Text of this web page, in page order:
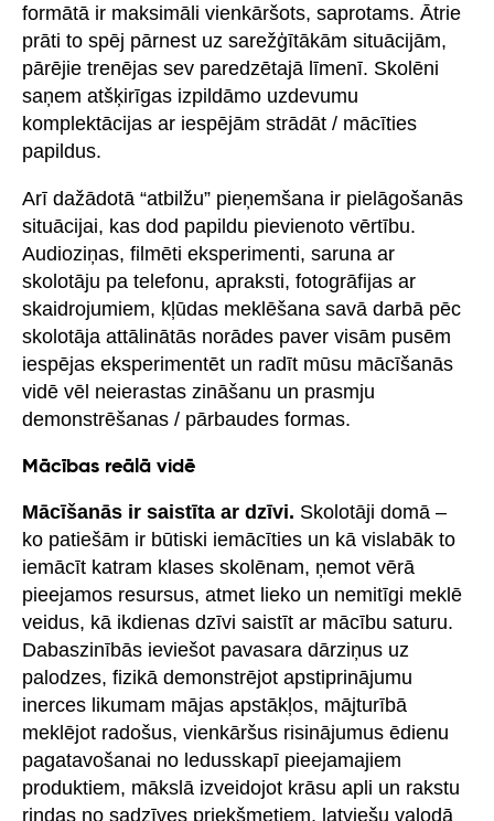
formātā ir maksimāli vienkāršots, saprotams. Ātrie
prāti to spēj pārnest uz sarežģītākām situācijām,
pārējie trenējas sev paredzētajā līmenī. Skolēni
saņem atšķirīgas izpildāmo uzdevumu
komplektācijas ar iespējām strādāt / mācīties
papildus.
Arī dažādotā “atbilžu” pieņemšana ir pielāgošanās
situācijai, kas dod papildu pievienoto vērtību.
Audioziņas, filmēti eksperimenti, saruna ar
skolotāju pa telefonu, apraksti, fotogrāfijas ar
skaidrojumiem, kļūdas meklēšana savā darbā pēc
skolotāja attālinātās norādes paver visām pusēm
iespējas eksperimentēt un radīt mūsu mācīšanās
vidē vēl neierastas zināšanu un prasmju
demonstrēšanas / pārbaudes formas.
Mācības reālā vidē
Mācīšanās ir saistīta ar dzīvi. Skolotāji domā –
ko patiešām ir būtiski iemācīties un kā vislabāk to
iemācīt katram klases skolēnam, ņemot vērā
pieejamos resursus, atmet lieko un nemitīgi meklē
veidus, kā ikdienas dzīvi saistīt ar mācību saturu.
Dabaszinībās ieviešot pavasara dārziņus uz
palodzes, fizikā demonstrējot apstiprinājumu
inerces likumam mājas apstākļos, mājturībā
meklējot radošus, vienkāršus risinājumus ēdienu
pagatavošanai no ledusskapī pieejamajiem
produktiem, mākslā izveidojot krāsu apli un rakstu
rindas no sadzīves priekšmetiem, latviešu valodā